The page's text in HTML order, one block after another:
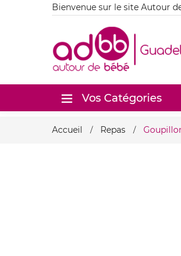
Bienvenue sur le site Autour
Vos Catégories
Accueil Repas